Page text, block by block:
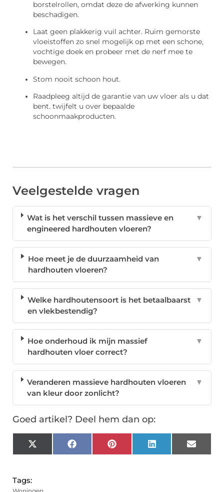
borstelrollen, omdat deze de afwerking kunnen
beschadigen.
Laat geen plakkerig vuil achter. Ruim gemorste
vloeistoffen zo snel mogelijk op met een schone,
vochtige doek en probeer met de nerf mee te
bewegen.
Stom nooit schoon hout.
Raadpleeg altijd de garantie van uw vloer als u dat
bent. twijfelt u over bepaalde
schoonmaakproducten.
Veelgestelde vragen
Wat is het verschil tussen massieve en
engineered hardhouten vloeren?
▼
Hoe meet je de duurzaamheid van
hardhouten vloeren?
▼
Welke hardhoutensoort is het betaalbaarst
en vlekbestendig?
▼
Hoe onderhoud ik mijn massief
hardhouten vloer correct?
▼
Veranderen massieve hardhouten vloeren
van kleur door zonlicht?
▼
Goed artikel? Deel hem dan op:
X
(Twitter)
FacebookPinterest LinkedIn Email
Tags: